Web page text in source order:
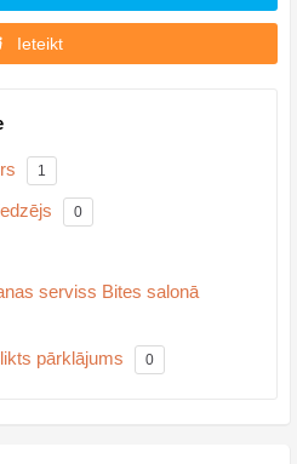
Ieteikt
1
0
serviss Bites salonā
pārklājums 0